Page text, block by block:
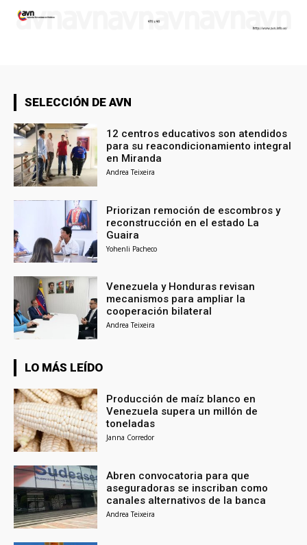
SELECCIÓN DE AVN
12 centros educativos son atendidos
para su reacondicionamiento integral
en Miranda
Andrea Teixeira
Priorizan remoción de escombros y
reconstrucción en el estado La
Guaira
Yohenli Pacheco
Venezuela y Honduras revisan
mecanismos para ampliar la
cooperación bilateral
Andrea Teixeira
LO MÁS LEÍDO
Producción de maíz blanco en
Venezuela supera un millón de
toneladas
Janna Corredor
Abren convocatoria para que
aseguradoras se inscriban como
canales alternativos de la banca
Andrea Teixeira